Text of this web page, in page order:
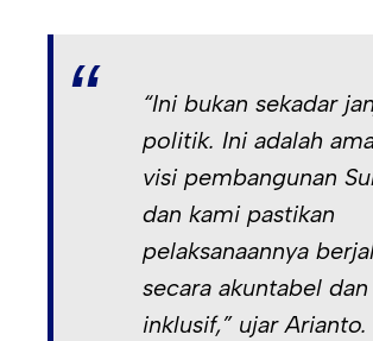
“Ini bukan sekadar
politik. Ini adalah
visi pembangunan
dan kami pastikan
pelaksanaannya
secara akuntabel dan
inklusif,” ujar Arianto.